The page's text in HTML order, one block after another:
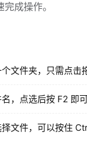
成操作。
文件夹，只需点击
，点选后按 F2 即可
文件，可以按住